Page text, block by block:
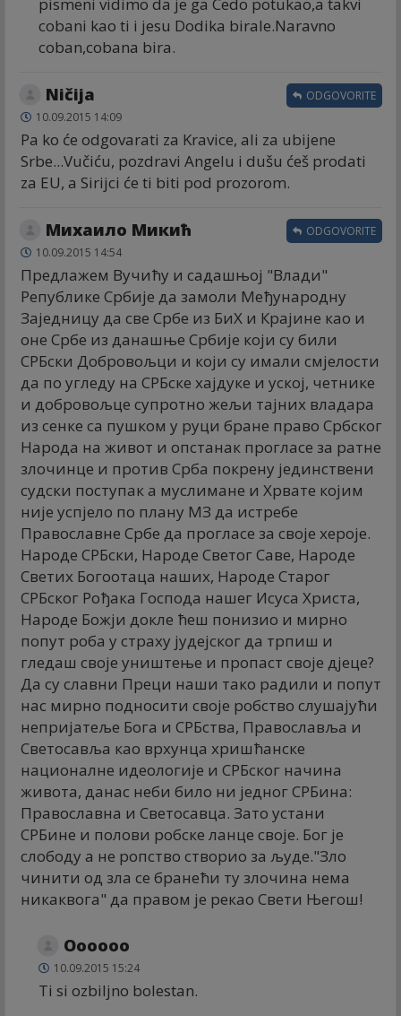
pismeni vidimo da je ga Cedo potukao,a takvi
cobani kao ti i jesu Dodika birale.Naravno
coban,cobana bira.
Ničija
10.09.2015 14:09
Pa ko će odgovarati za Kravice, ali za ubijene
Srbe...Vučiću, pozdravi Angelu i dušu ćeš prodati
za EU, a Sirijci će ti biti pod prozorom.
ODGOVORITE
Михаило Микић
10.09.2015 14:54
Предлажем Вучићу и садашњој "Влади"
Републике Србије да замоли Међународну
Заједницу да све Србе из БиХ и Крајине као и
оне Србе из данашње Србије који су били
СРБски Добровољци и који су имали смјелости
да по угледу на СРБске хајдуке и уској, четнике
и добровољце супротно жељи тајних владара
из сенке са пушком у руци бране право Србског
Народа на живот и опстанак прогласе за ратне
злочинце и против Срба покрену јединствени
судски поступак а муслимане и Хрвате којим
није успјело по плану МЗ да истребе
Православне Србе да прогласе за своје хероје.
Народе СРБски, Народе Светог Саве, Народе
Светих Богоотаца наших, Народе Старог
СРБског Рођака Господа нашег Исуса Христа,
Народе Божји докле ћеш понизио и мирно
попут роба у страху јудејског да трпиш и
гледаш своје уништење и пропаст своје дјеце?
Да су славни Преци наши тако радили и попут
нас мирно подносити своје робство слушајући
непријатеље Бога и СРБства, Православља и
Светосавља као врхунца хришћанске
националне идеологије и СРБског начина
живота, данас неби било ни једног СРБина:
Православна и Светосавца. Зато устани
СРБине и полови робске ланце своје. Бог је
слободу а не ропство створио за људе."Зло
чинити од зла се бранећи ту злочина нема
никаквога" да правом је рекао Свети Његош!
ODGOVORITE
Oooooo
10.09.2015 15:24
Ti si ozbiljno bolestan.